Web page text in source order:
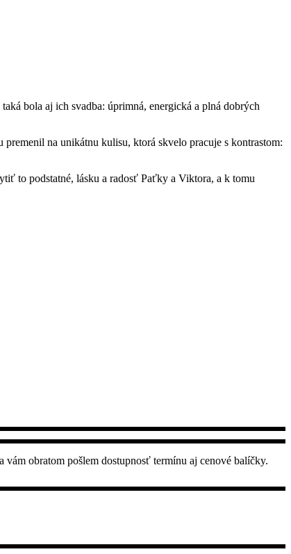
bola aj ich svadba: úprimná, energická a plná dobrých
na unikátnu kulisu, ktorá skvelo pracuje s kontrastom:
to podstatné, lásku a radosť Paťky a Viktora, a k tomu
obratom pošlem dostupnosť termínu aj cenové balíčky.